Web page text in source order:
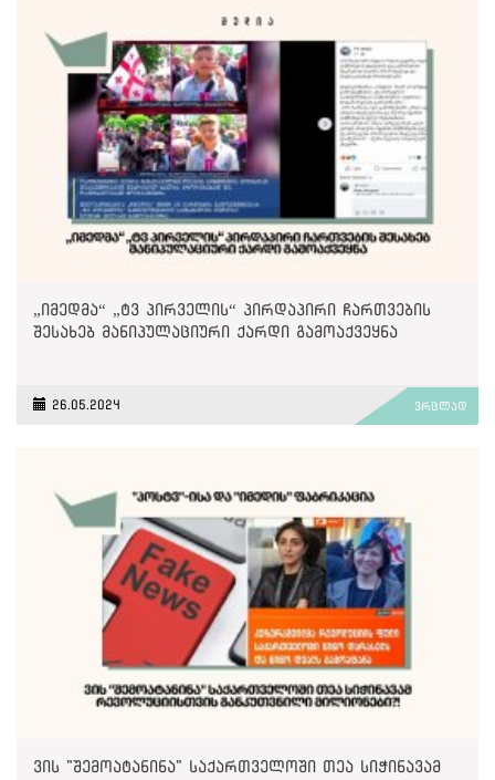
„იმედმა“ „ტვ პირველის“ პირდაპირი ჩართვების
შესახებ მანიპულაციური ქარდი გამოაქვეყნა
26.05.2024 ვრცლად
ვის "შემოატანინა" საქართველოში თეა სიჭინავამ